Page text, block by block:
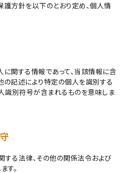
護方針を以下のとおり定め、個人情
に関する情報であって、当該情報に含
の記述により特定の個人を識別する
識別符号が含まれるものを意味しま
する法律、その他の関係法令および
す。